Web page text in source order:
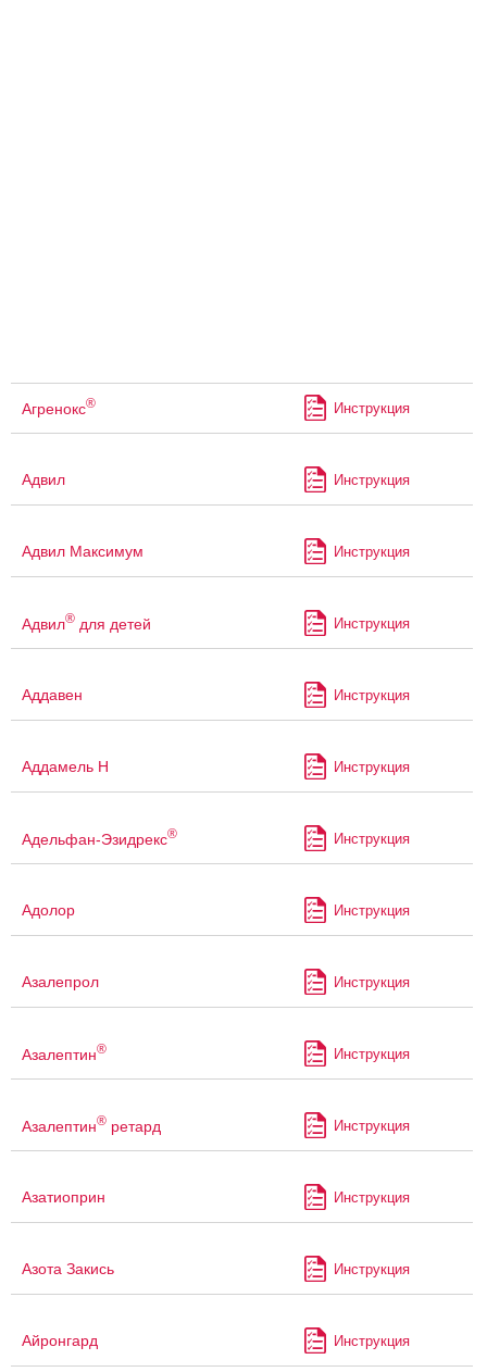
Агренокс® Инструкция
Адвил Инструкция
Адвил Максимум Инструкция
Адвил® для детей Инструкция
Аддавен Инструкция
Аддамель Н Инструкция
Адельфан-Эзидрекс® Инструкция
Адолор Инструкция
Азалепрол Инструкция
Азалептин® Инструкция
Азалептин® ретард Инструкция
Азатиоприн Инструкция
Азота Закись Инструкция
Айронгард Инструкция